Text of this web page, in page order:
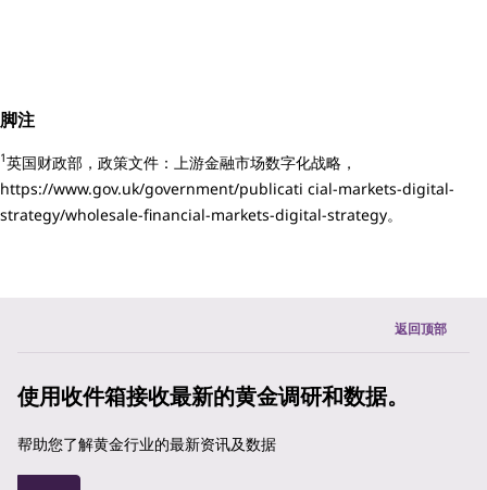
脚注
1英国财政部，政策文件：上游金融市场数字化战略，
https://www.gov.uk/government/publicati cial-markets-digital-
strategy/wholesale-financial-markets-digital-strategy。
返回顶部
使用收件箱接收最新的黄金调研和数据。
帮助您了解黄金行业的最新资讯及数据